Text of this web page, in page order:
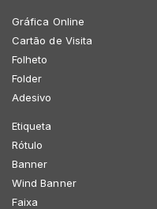
Gráfica Online
Cartão de Visita
Folheto
Folder
Adesivo
Etiqueta
Rótulo
Banner
Wind Banner
Faixa